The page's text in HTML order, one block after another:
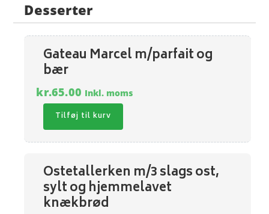
Desserter
Gateau Marcel m/parfait og
bær
kr.65.00 Inkl. moms
Tilføj til kurv
Ostetallerken m/3 slags ost,
sylt og hjemmelavet
knækbrød